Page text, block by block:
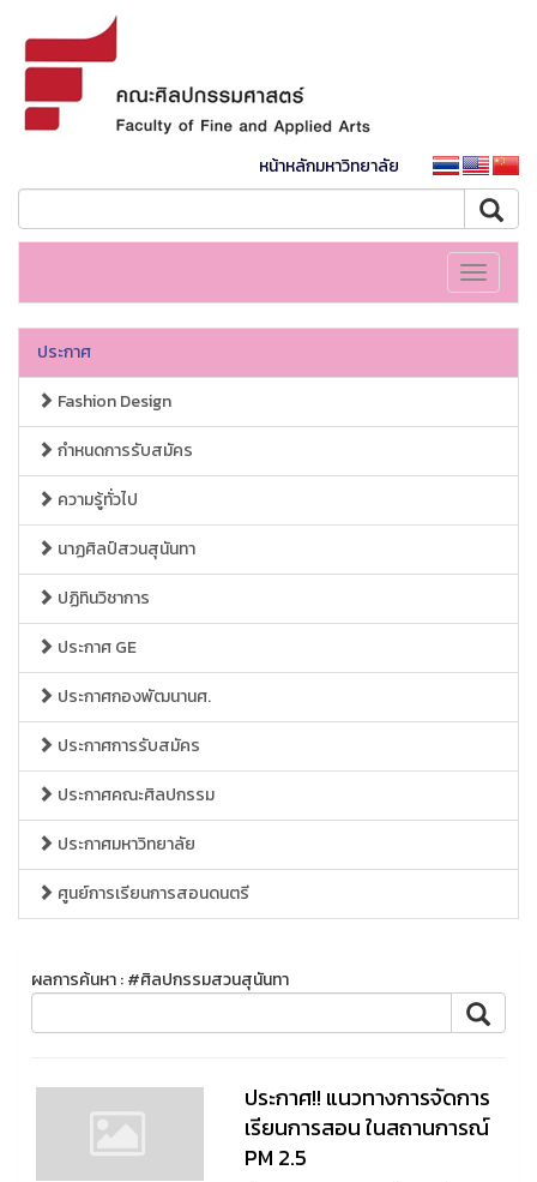
หน้าหลักมหาวิทยาลัย
Toggle
ประกาศ
Fashion Design
กำหนดการรับสมัคร
ความรู้ทั่วไป
นาฏศิลป์สวนสุนันทา
ปฏิทินวิชาการ
ประกาศ GE
ประกาศกองพัฒนานศ.
ประกาศการรับสมัคร
ประกาศคณะศิลปกรรม
ประกาศมหาวิทยาลัย
ศูนย์การเรียนการสอนดนตรี
ผลการค้นหา : #ศิลปกรรมสวนสุนันทา
ประกาศ!! แนวทางการจัดการ
เรียนการสอน ในสถานการณ์
PM 2.5